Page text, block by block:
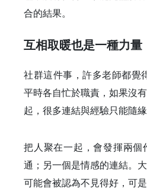
合的結果。
互相取暖也是一種力量
社群這件事，許多老師都覺
平時各自忙於職責，如果沒
起，很多連結與經驗只能隨緣
把人聚在一起，會發揮兩個
通；另一個是情感的連結。
可能會被認為不見得好，可